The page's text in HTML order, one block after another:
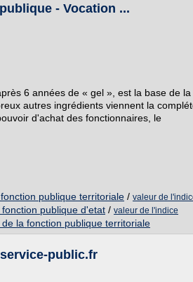
- Vocation ...
6 années de « gel », est la base de la
autres ingrédients viennent la
d'achat des fonctionnaires, le
publique territoriale / valeur de
publique d'etat / valeur de l'indice
la fonction publique territoriale
public.fr